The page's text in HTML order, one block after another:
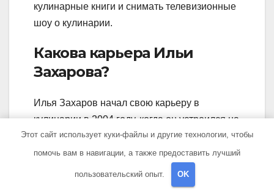
кулинарные книги и снимать телевизионные
шоу о кулинарии.
Какова карьера Ильи
Захарова?
Илья Захаров начал свою карьеру в
кулинарии в 2004 году, когда он устроился на
работу поваром в одном из ресторанов
России. Вскоре он понял, что его страстью
является приготовление изысканных блюд, и
начал стремиться к достижению шеф-
Этот сайт использует куки-файлы и другие технологии, чтобы
помочь вам в навигации, а также предоставить лучший
пользовательский опыт. OK